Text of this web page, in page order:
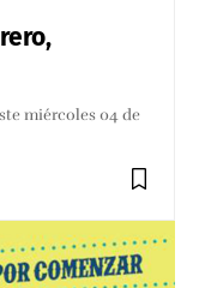
miércoles 04 de